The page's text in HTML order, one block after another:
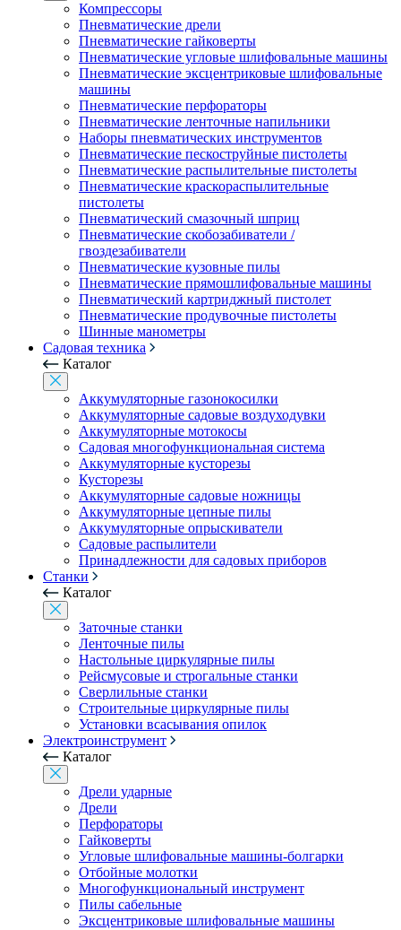
Компрессоры
Пневматические дрели
Пневматические гайковерты
Пневматические угловые шлифовальные машины
Пневматические эксцентриковые шлифовальные
машины
Пневматические перфораторы
Пневматические ленточные напильники
Наборы пневматических инструментов
Пневматические пескоструйные пистолеты
Пневматические распылительные пистолеты
Пневматические краскораспылительные
пистолеты
Пневматический смазочный шприц
Пневматические скобозабиватели /
гвоздезабиватели
Пневматические кузовные пилы
Пневматические прямошлифовальные машины
Пневматический картриджный пистолет
Пневматические продувочные пистолеты
Шинные манометры
Садовая техника
Каталог
Аккумуляторные газонокосилки
Аккумуляторные садовые воздуходувки
Аккумуляторные мотокосы
Садовая многофункциональная система
Аккумуляторные кусторезы
Кусторезы
Аккумуляторные садовые ножницы
Аккумуляторные цепные пилы
Аккумуляторные опрыскиватели
Садовые распылители
Принадлежности для садовых приборов
Станки
Каталог
Заточные станки
Ленточные пилы
Настольные циркулярные пилы
Рейсмусовые и строгальные станки
Сверлильные станки
Строительные циркулярные пилы
Установки всасывания опилок
Электроинструмент
Каталог
Дрели ударные
Дрели
Перфораторы
Гайковерты
Угловые шлифовальные машины-болгарки
Отбойные молотки
Многофункциональный инструмент
Пилы сабельные
Эксцентриковые шлифовальные машины